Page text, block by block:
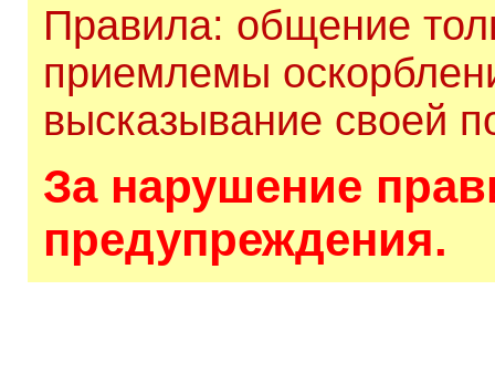
Правила: общение
приемлемы
высказывание своей
За нарушение
предупреждения.